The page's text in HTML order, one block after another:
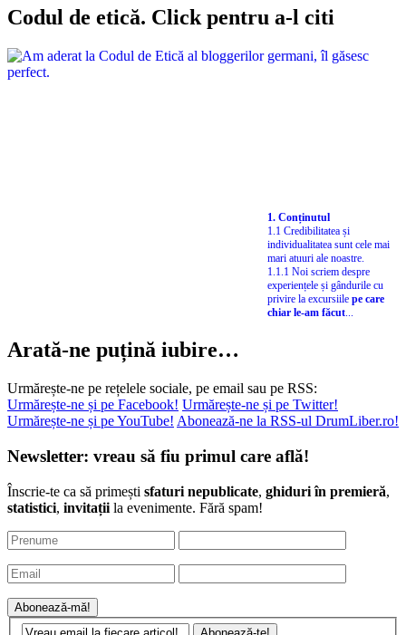
Codul de etică. Click pentru a-l citi
1. Conținutul
1.1 Credibilitatea și
individualitatea sunt cele mai
mari atuuri ale noastre.
1.1.1 Noi scriem despre
experiențele și gândurile cu
privire la excursiile pe care
chiar le-am făcut...
Arată-ne puțină iubire…
Urmărește-ne pe rețelele sociale, pe email sau pe RSS:
Urmărește-ne și pe Facebook! Urmărește-ne și pe Twitter!
Urmărește-ne și pe YouTube! Abonează-ne la RSS-ul DrumLiber.ro!
Newsletter: vreau să fiu primul care află!
Înscrie-te ca să primești sfaturi nepublicate, ghiduri în premieră,
statistici, invitații la evenimente. Fără spam!